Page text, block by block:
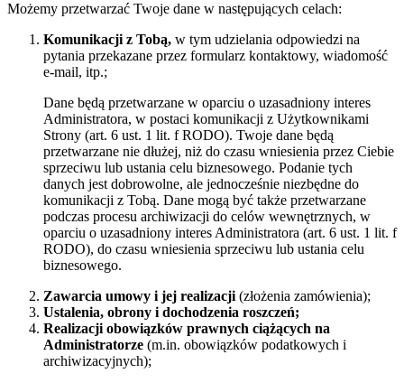
Możemy przetwarzać Twoje dane w następujących celach:
Komunikacji z Tobą, w tym udzielania odpowiedzi na
pytania przekazane przez formularz kontaktowy, wiadomość
e-mail, itp.;
Dane będą przetwarzane w oparciu o uzasadniony interes
Administratora, w postaci komunikacji z Użytkownikami
Strony (art. 6 ust. 1 lit. f RODO). Twoje dane będą
przetwarzane nie dłużej, niż do czasu wniesienia przez Ciebie
sprzeciwu lub ustania celu biznesowego. Podanie tych
danych jest dobrowolne, ale jednocześnie niezbędne do
komunikacji z Tobą. Dane mogą być także przetwarzane
podczas procesu archiwizacji do celów wewnętrznych, w
oparciu o uzasadniony interes Administratora (art. 6 ust. 1 lit. f
RODO), do czasu wniesienia sprzeciwu lub ustania celu
biznesowego.
Zawarcia umowy i jej realizacji(złożenia zamówienia);
Ustalenia, obrony i dochodzenia roszczeń;
Realizacji obowiązków prawnych ciążących na
Administratorze (m.in. obowiązków podatkowych i
archiwizacyjnych);